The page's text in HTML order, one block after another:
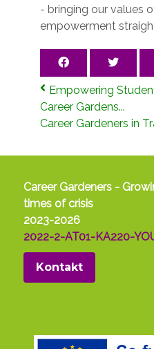
- bringing our values
empowerment
Empowering
Career Gardens...
Career Gardeners in
Career Gardeners -
times of crisis
2023-2026
2022-2-AT01-KA220-
Kontakt